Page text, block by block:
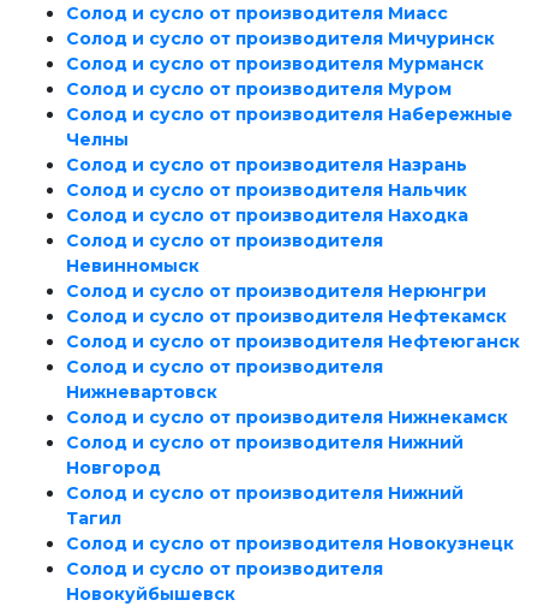
Солод и сусло от производителя Миасс
Солод и сусло от производителя Мичуринск
Солод и сусло от производителя Мурманск
Солод и сусло от производителя Муром
Солод и сусло от производителя Набережные
Челны
Солод и сусло от производителя Назрань
Солод и сусло от производителя Нальчик
Солод и сусло от производителя Находка
Солод и сусло от производителя
Невинномыск
Солод и сусло от производителя Нерюнгри
Солод и сусло от производителя Нефтекамск
Солод и сусло от производителя Нефтеюганск
Солод и сусло от производителя
Нижневартовск
Солод и сусло от производителя Нижнекамск
Солод и сусло от производителя Нижний
Новгород
Солод и сусло от производителя Нижний
Тагил
Солод и сусло от производителя Новокузнецк
Солод и сусло от производителя
Новокуйбышевск